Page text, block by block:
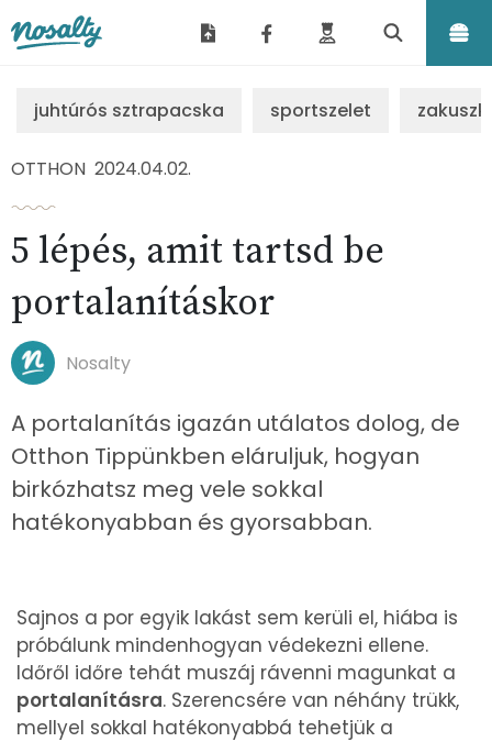
juhtúrós sztrapacska sportszelet
OTTHON 2024.04.02.
5 lépés, amit tartsd be
portalanításkor
Nosalty
A portalanítás igazán utálatos dolog, de
Otthon Tippünkben eláruljuk, hogyan
birkózhatsz meg vele sokkal
hatékonyabban és gyorsabban.
Sajnos a por egyik lakást sem kerüli el, hiába is
próbálunk mindenhogyan védekezni ellene.
Időről időre tehát muszáj rávenni magunkat a
portalanításra. Szerencsére van néhány trükk,
mellyel sokkal hatékonyabbá tehetjük a